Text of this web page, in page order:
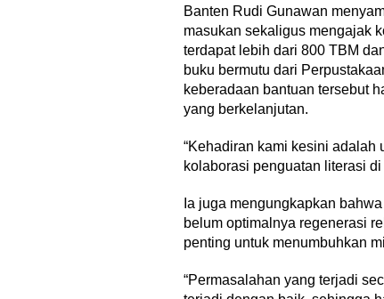
Banten Rudi Gunawan
masukan sekaligus mengajak
terdapat lebih dari 800 TBM
buku bermutu dari
keberadaan bantuan tersebut
yang berkelanjutan.
“Kehadiran kami kesini adalah
kolaborasi penguatan literasi
Ia juga mengungkapkan
belum optimalnya regenerasi
penting untuk menumbuhkan
“Permasalahan yang terjadi